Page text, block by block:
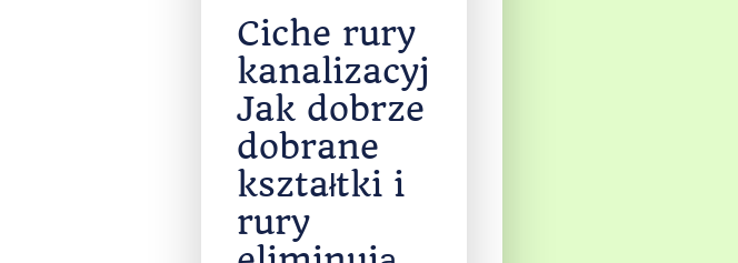
Najnowsze
artykuły
Ciche rury
kanalizacyjne.